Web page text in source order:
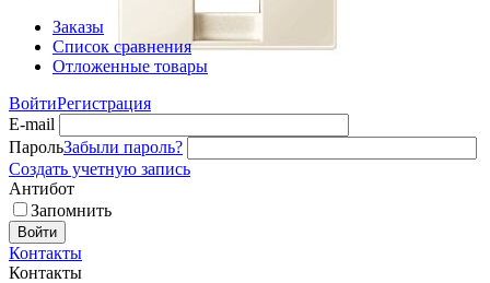
Заказы
Список сравнения
Отложенные товары
ВойтиРегистрация
E-mail
ПарольЗабыли пароль?
Создать учетную запись
Антибот
Запомнить
Войти
Контакты
Контакты